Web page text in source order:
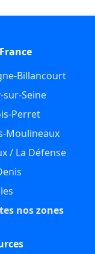
Billancourt
sur-Seine
Perret
Moulineaux
/ La Défense
nos zones